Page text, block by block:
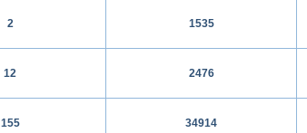
2 1535
12 2476
155 34914